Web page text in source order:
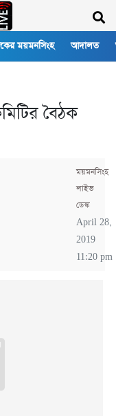
ময়মনসিংহ আদালত
বৈঠক
ময়মনসিংহ
লাইভ
ডেস্ক
April 28,
2019
11:20 pm